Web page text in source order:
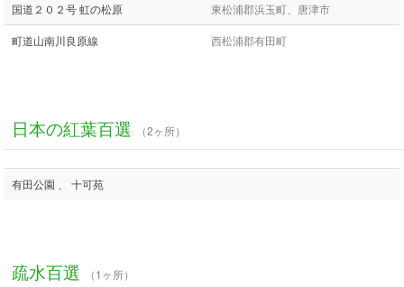
国道２０２号 虹の松原 東松浦郡浜玉町、唐津市
町道山南川良原線 西松浦郡有田町
日本の紅葉百選 （2ヶ所）
有田公園 、 十可苑
疏水百選 （1ヶ所）